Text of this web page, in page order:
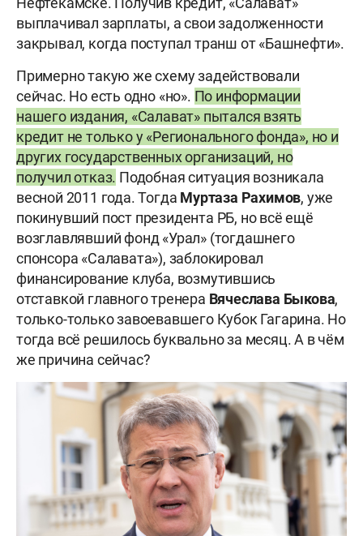
выплачивал зарплаты, а свои задолженности
закрывал, когда поступал транш от «Башнефти».
Примерно такую же схему задействовали
сейчас. Но есть одно «но». По информации
нашего издания, «Салават» пытался взять
кредит не только у «Регионального фонда», но и
других государственных организаций, но
получил отказ. Подобная ситуация возникала
весной 2011 года. Тогда Муртаза Рахимов, уже
покинувший пост президента РБ, но всё ещё
возглавлявший фонд «Урал» (тогдашнего
спонсора «Салавата»), заблокировал
финансирование клуба, возмутившись
отставкой главного тренера Вячеслава Быкова,
только-только завоевавшего Кубок Гагарина. Но
тогда всё решилось буквально за месяц. А в чём
же причина сейчас?